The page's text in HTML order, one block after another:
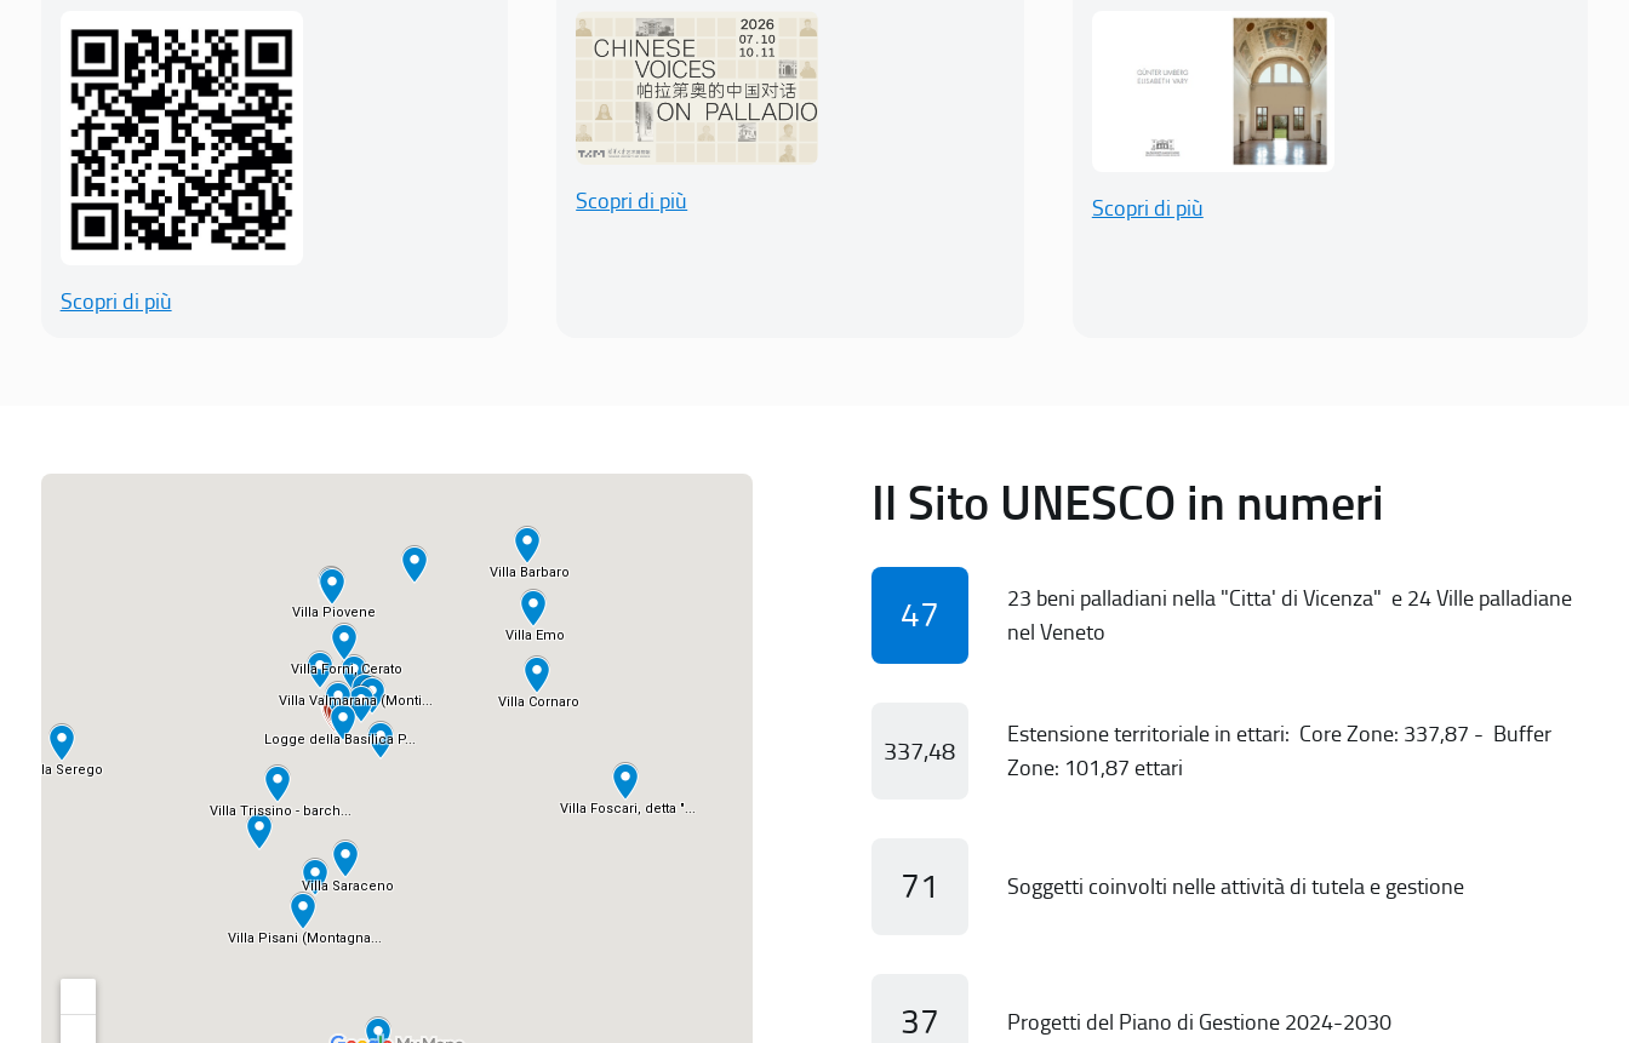
Scopri di più
Scopri di più Scopri di più
Il Sito UNESCO in numeri
47
23 beni palladiani nella "Citta' di Vicenza" e 24 Ville palladiane
nel Veneto
337,48
Estensione territoriale in ettari: Core Zone: 337,87 - Buffer
Zone: 101,87 ettari
71 Soggetti coinvolti nelle attività di tutela e gestione
37 Progetti del Piano di Gestione 2024-2030